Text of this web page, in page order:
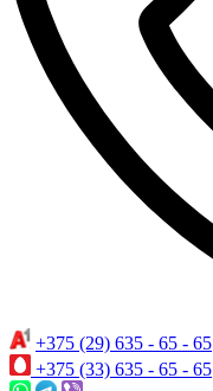
+375 (29) 635 - 65 - 65
+375 (33) 635 - 65 - 65